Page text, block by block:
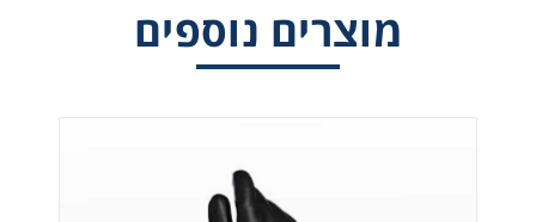
מוצרים נוספים